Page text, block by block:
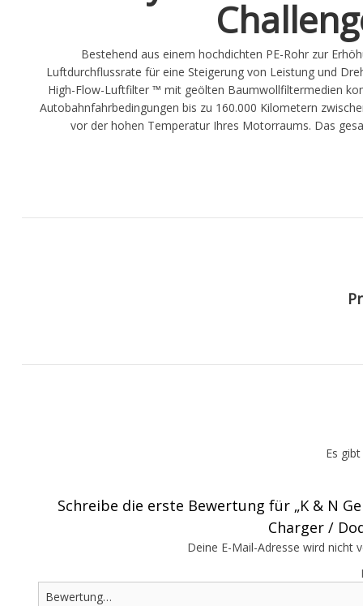
Bestehend aus einem hochdichten PE-Rohr zur
Luftdurchflussrate für eine Steigerung von Leistung und
High-Flow-Luftfilter ™ mit geölten Baumwollfiltermedien
Autobahnfahrbedingungen bis zu 160.000 Kilometern
vor der hohen Temperatur Ihres Motorraums. Das
Es
Schreibe die erste Bewertung für „K & N
Charger /
Deine E-Mail-Adresse wird nicht